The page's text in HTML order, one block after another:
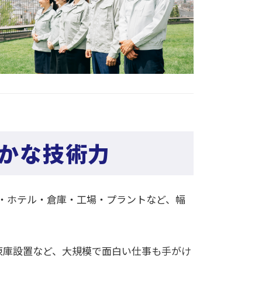
な技術力
ホテル・倉庫・工場・プラントなど、幅
設置など、大規模で面白い仕事も手がけ